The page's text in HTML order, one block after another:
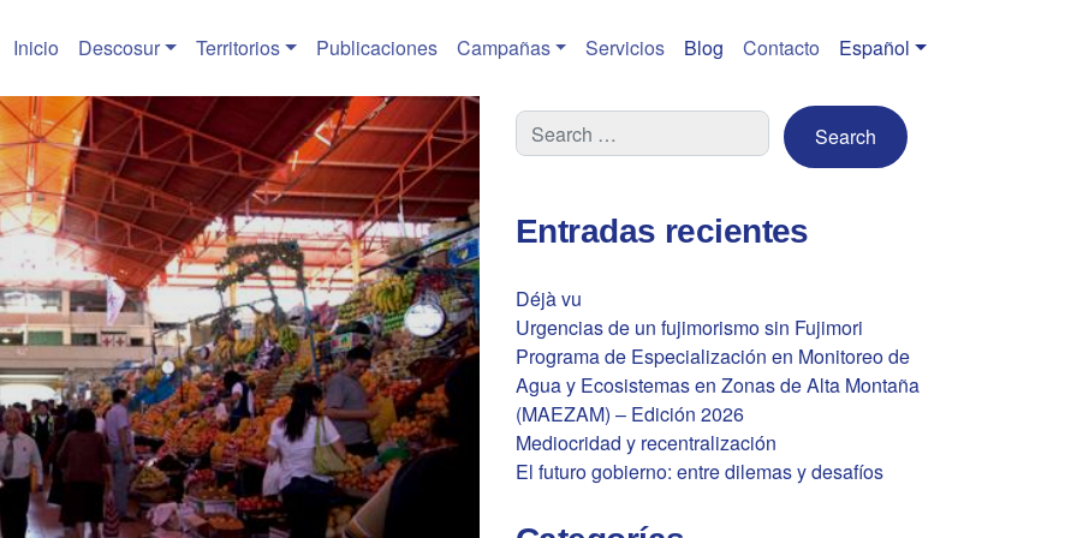
Inicio Descosur Territorios Publicaciones Campañas Servicios Blog Contacto Español
Entradas recientes
Déjà vu
Urgencias de un fujimorismo sin Fujimori
Programa de Especialización en Monitoreo de
Agua y Ecosistemas en Zonas de Alta Montaña
(MAEZAM) – Edición 2026
Mediocridad y recentralización
El futuro gobierno: entre dilemas y desafíos